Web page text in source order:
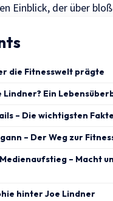
Einblick, der über
die Fitnesswelt prägte
Lindner? Ein
– Die wichtigsten
– Der Weg zur
– Macht
hinter Joe Lindner